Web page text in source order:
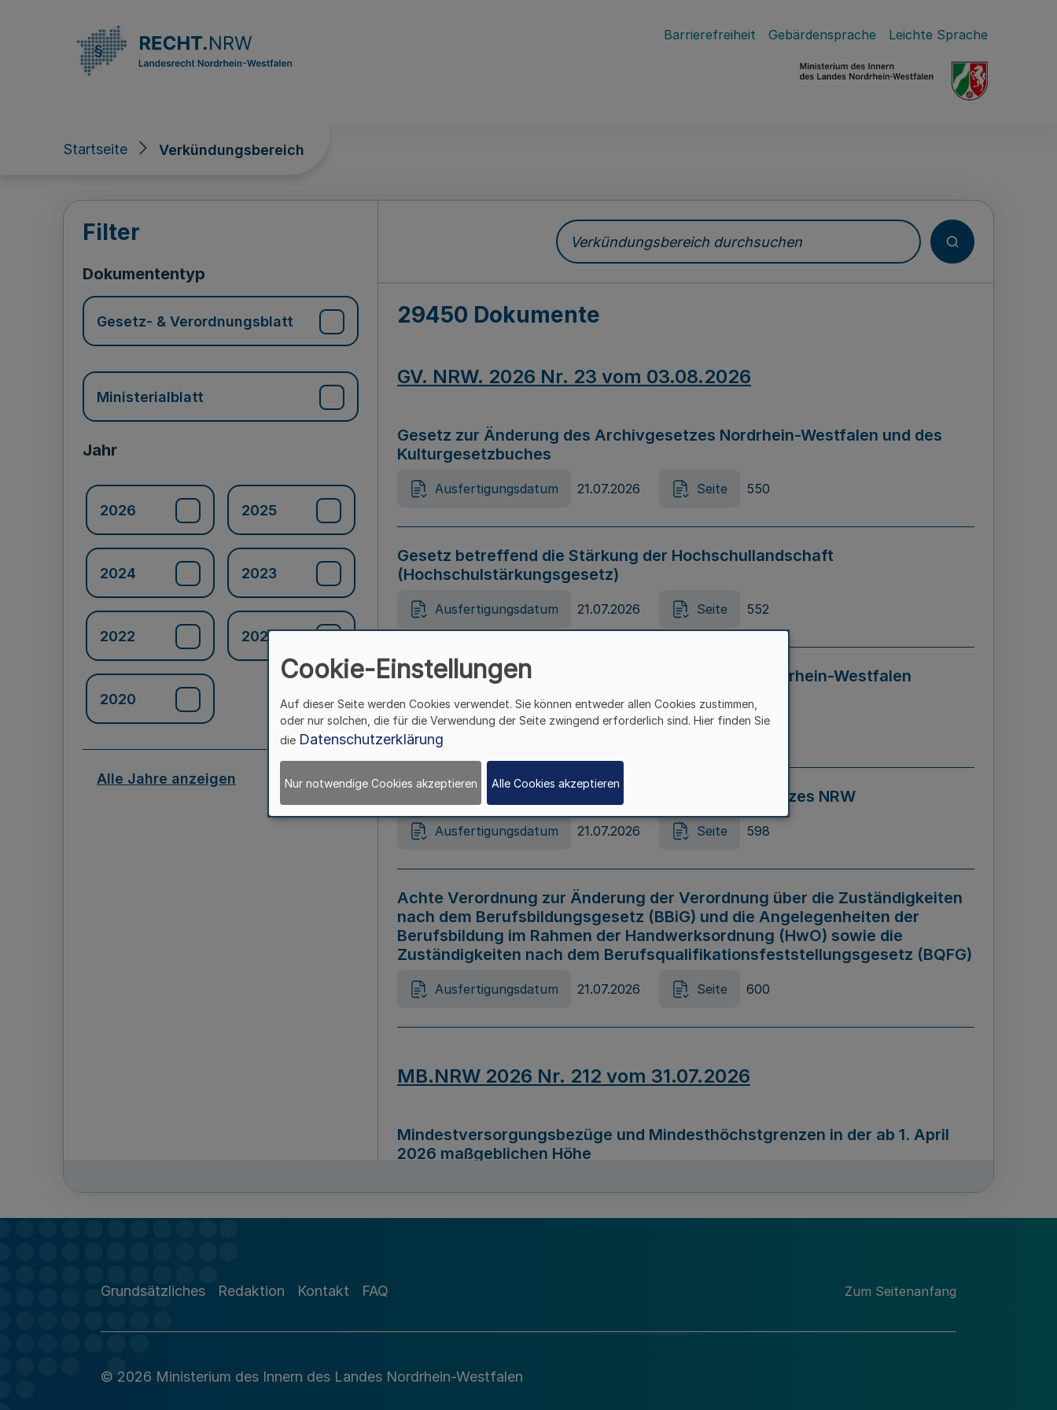
Barrierefreiheit Gebärdensprache Leichte Sprache
Startseite Verkündungsbereich
Verkündungsbereich
Filter
Dokumententyp
Gesetz- & Verordnungsblatt
Ministerialblatt
Jahr
2026 2025
2024 2023
2022 2021
2020
Alle Jahre anzeigen
Verkündungsbereich durchsuchen
29450 Dokumente
GV. NRW. 2026 Nr. 23 vom 03.08.2026
Gesetz zur Änderung des Archivgesetzes Nordrhein-Westfalen und des
Kulturgesetzbuches
Ausfertigungsdatum 21.07.2026 Seite 550
Gesetz betreffend die Stärkung der Hochschullandschaft
(Hochschulstärkungsgesetz)
Ausfertigungsdatum 21.07.2026 Seite 552
Gesetz zur Vermeidung von Diskriminierung in Nordrhein-Westfalen
(Landesantidiskriminierungsgesetz – LADG NRW)
Ausfertigungsdatum 21.07.2026 Seite 595
Gesetz zur Änderung des Online-Casinospiel Gesetzes NRW
Ausfertigungsdatum 21.07.2026 Seite 598
Achte Verordnung zur Änderung der Verordnung über die Zuständigkeiten
nach dem Berufsbildungsgesetz (BBiG) und die Angelegenheiten der
Berufsbildung im Rahmen der Handwerksordnung (HwO) sowie die
Zuständigkeiten nach dem Berufsqualifikationsfeststellungsgesetz (BQFG)
Ausfertigungsdatum 21.07.2026 Seite 600
MB.NRW 2026 Nr. 212 vom 31.07.2026
Mindestversorgungsbezüge und Mindesthöchstgrenzen in der ab 1. April
2026 maßgeblichen Höhe
Richtlinie zur Durchführung des Förderprogramms „Mittelstand Innovativ &
Grundsätzliches Redaktion Kontakt FAQ Zum Seitenanfang
© 2026 Ministerium des Innern des Landes Nordrhein-Westfalen
Cookie-Einstellungen
Auf dieser Seite werden Cookies verwendet. Sie können entweder allen Cookies zustimmen,
oder nur solchen, die für die Verwendung der Seite zwingend erforderlich sind. Hier finden Sie
die Datenschutzerklärung
Nur notwendige Cookies akzeptieren Alle Cookies akzeptieren